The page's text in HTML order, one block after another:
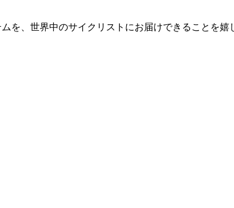
を、世界中のサイクリストにお届けできることを嬉